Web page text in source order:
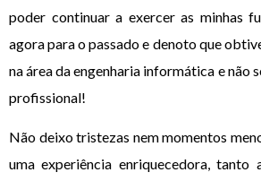
poder continuar a exercer as minhas
agora para o passado e denoto que
na área da engenharia informática e não
profissional!
Não deixo tristezas nem momentos
uma experiência enriquecedora, tanto